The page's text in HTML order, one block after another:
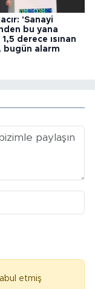
'Sanayi
bu yana
derece ısınan
bugün alarm
etmiş